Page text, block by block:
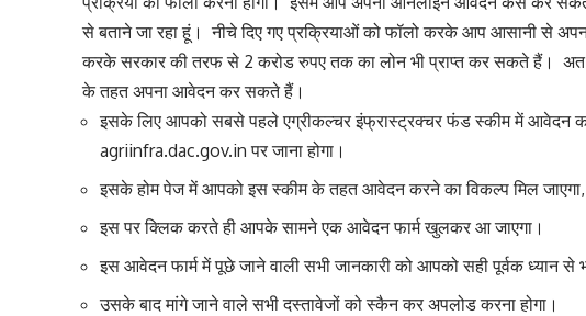
से बताने जा रहा हूं। नीचे दिए गए प्रक्रियाओं को फॉलो करके आप आसानी से
करके सरकार की तरफ से 2 करोड रुपए तक का लोन भी प्राप्त कर सकते हैं।
के तहत अपना आवेदन कर सकते हैं।
इसके लिए आपको सबसे पहले एग्रीकल्चर इंफ्रास्ट्रक्चर फंड स्कीम में आवेदन
agriinfra.dac.gov.in पर जाना होगा।
इसके होम पेज में आपको इस स्कीम के तहत आवेदन करने का विकल्प मिल
इस पर क्लिक करते ही आपके सामने एक आवेदन फार्म खुलकर आ जाएगा।
इस आवेदन फार्म में पूछे जाने वाली सभी जानकारी को आपको सही पूर्वक ध्यान से
उसके बाद मांगे जाने वाले सभी दस्तावेजों को स्कैन कर अपलोड करना होगा।